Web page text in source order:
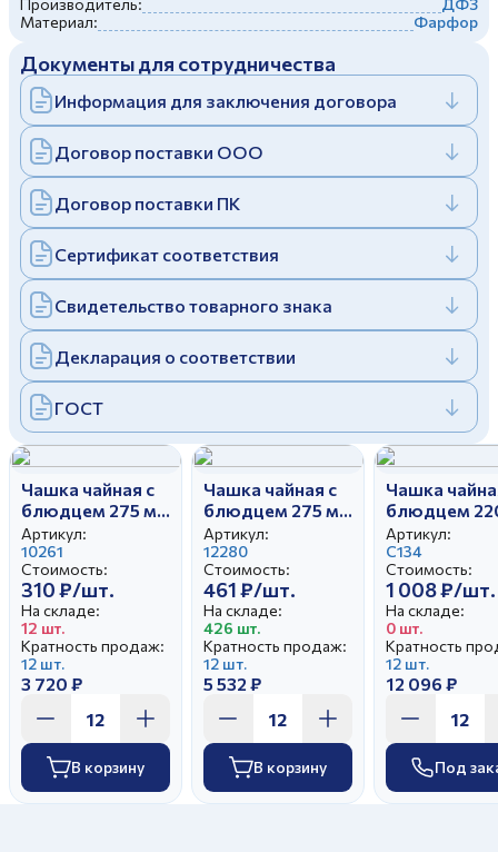
Отправить
Заполняя и отправляя форму, вы соглашаетесь
cполитикой конфиденциальности
Заполняя и отправляя форму, вы соглашаетесь
Дулевский фарфоровый завод ©
Политика конфиденциальности
Производитель:
ДФЗ
Материал:
Фарфор
Документы для сотрудничества
Информация для заключения договора
Договор поставки ООО
Договор поставки ПК
Сертификат соответствия
Свидетельство товарного знака
Декларация о соответствии
ГОСТ
Чашка чайная с
блюдцем 275 мл
Гранатовый
Букет
наслаждения
Артикул:
10261
Стоимость:
310 ₽/шт.
На складе:
12 шт.
Кратность продаж:
12 шт.
3 720 ₽
В корзину
Чашка чайная с
блюдцем 275 мл
Гранатовый
Романтика И.У
Артикул:
12280
Стоимость:
461 ₽/шт.
На складе:
426 шт.
Кратность продаж:
12 шт.
5 532 ₽
В корзину
Чашка
блюдцем
Тюльпан
Свадебный
Артикул:
С134
Стоимость:
1 008 ₽/шт.
На складе:
0 шт.
Кратность
12 шт.
12 096 ₽
Под